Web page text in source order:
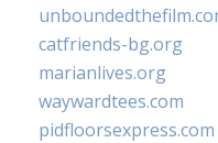
catfriends-bg.org
marianlives.org
waywardtees.com
pidfloorsexpress.com